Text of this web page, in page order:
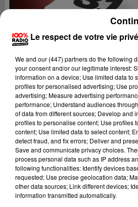
Lecture (4 min 21 sec)
100%
100% Radio l'agenda du
Le respect de votre vie
We and our (447) partnersdo the following
your consent and/or our legitimate interest:
information on a device; Use limited data to
profiles for personalised advertising; Use
advertising; Measure advertising
performance; Understand audiences
of data from different sources; Develop and
profiles to personalise content; Use profiles
content; Use limited data to select content;
detect fraud, and fix errors; Deliver and
Save and communicate privacy choices.
process personal data such as IP address
following functionalities: Identify devices
requested; Use precise geolocation data;
other data sources; Link different devices;
information transmitted automatically.